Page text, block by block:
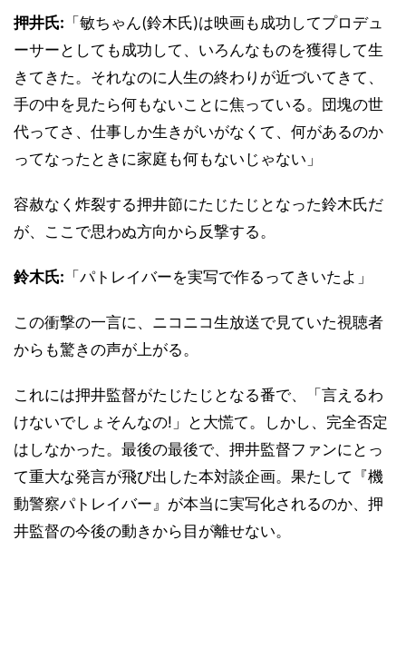
押井氏: 「敏ちゃん(鈴木氏)は映画も成功してプロデュ
ーサーとしても成功して、いろんなものを獲得して生
きてきた。それなのに人生の終わりが近づいてきて、
手の中を見たら何もないことに焦っている。団塊の世
代ってさ、仕事しか生きがいがなくて、何があるのか
ってなったときに家庭も何もないじゃない」
容赦なく炸裂する押井節にたじたじとなった鈴木氏だ
が、ここで思わぬ方向から反撃する。
鈴木氏: 「パトレイバーを実写で作るってきいたよ」
この衝撃の一言に、ニコニコ生放送で見ていた視聴者
からも驚きの声が上がる。
これには押井監督がたじたじとなる番で、「言えるわ
けないでしょそんなの!」と大慌て。しかし、完全否定
はしなかった。最後の最後で、押井監督ファンにとっ
て重大な発言が飛び出した本対談企画。果たして『機
動警察パトレイバー』が本当に実写化されるのか、押
井監督の今後の動きから目が離せない。